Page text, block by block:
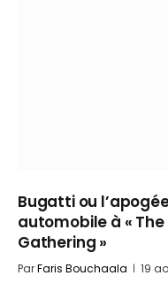
Bugatti ou
automobile à «
Gathering »
ParFaris Bouchaala 19